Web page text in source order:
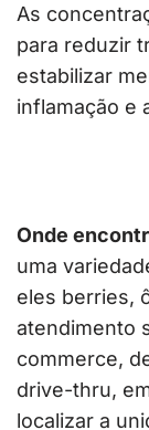
As
para reduzir
estabilizar
inflamação e
Onde
uma
eles berries,
atendimento
commerce,
drive-thru,
localizar a